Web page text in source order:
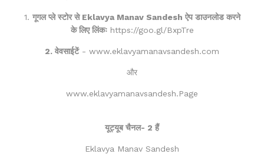
1. गूगल प्ले स्टोर से Eklavya Manav Sandesh ऐप डाउनलोड करने
के लिए लिंकःhttps://goo.gl/BxpTre
2. वेवसाईटें- www.eklavyamanavsandesh.com
और
www.eklavyamanavsandesh.Page
यूट्यूब चैनल- 2 हैं
Eklavya Manav Sandesh